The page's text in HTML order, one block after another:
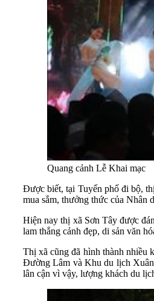
Quang cảnh Lễ Khai mạc
Được biết, tại Tuyến phố đi bộ,
mua sắm, thưởng thức của Nhân
Hiện nay thị xã Sơn Tây được
lam thắng cảnh đẹp, di sản văn
Thị xã cũng đã hình thành
Đường Lâm và Khu du lịch
lân cận vì vậy, lượng khách du